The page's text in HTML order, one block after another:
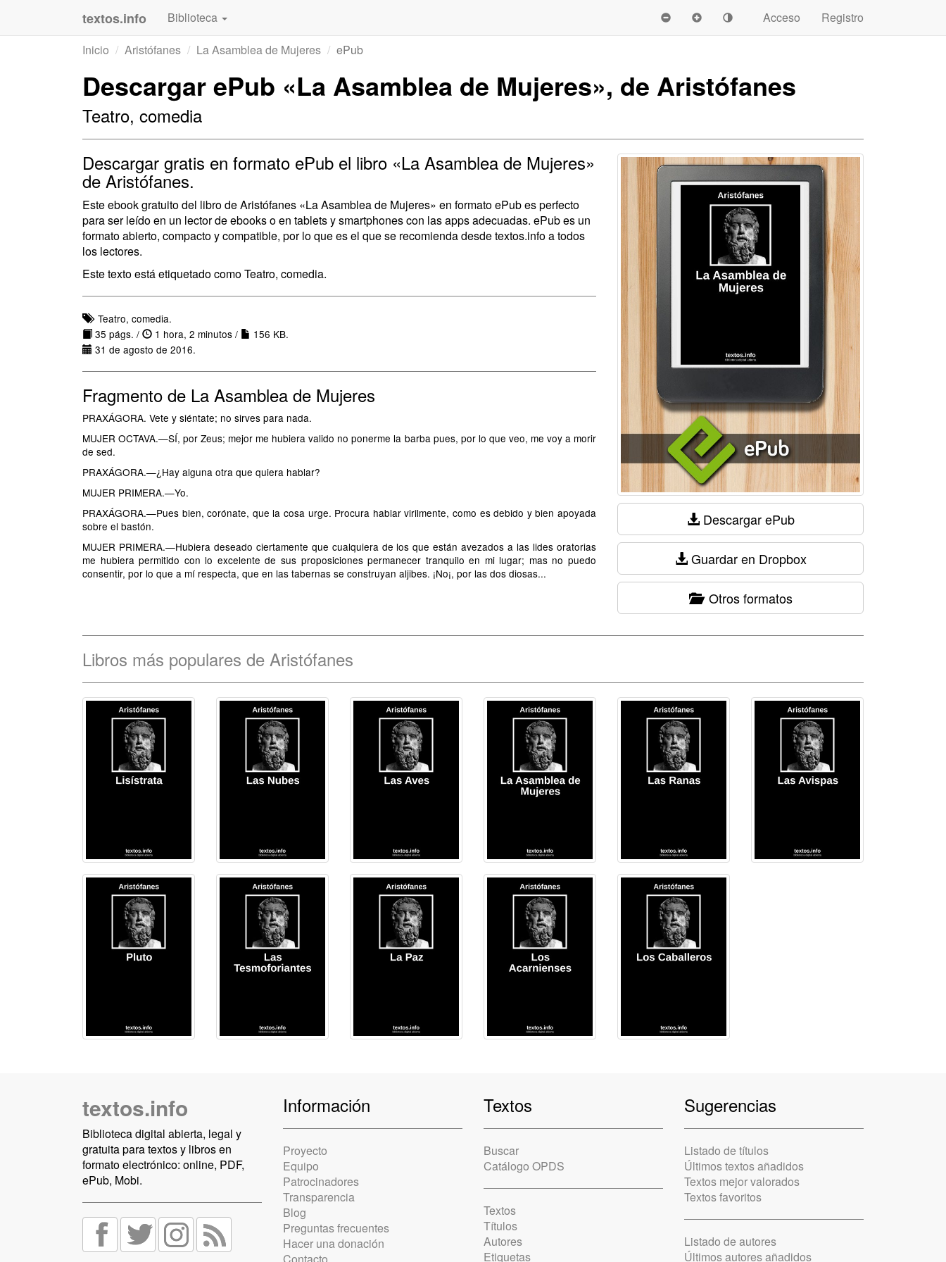
textos.info Biblioteca Acceso
Registro
Inicio
Aristófanes La Asamblea de Mujeres ePub
Descargar ePub «La Asamblea de Mujeres», de Aristófanes
Teatro, comedia
Descargar gratis en formato ePub el libro «La Asamblea de Mujeres»
de Aristófanes.
Este ebook gratuito del libro de Aristófanes «La Asamblea de Mujeres» en formato ePub es perfecto
para ser leído en un lector de ebooks o en tablets y smartphones con las apps adecuadas. ePub es un
formato abierto, compacto y compatible, por lo que es el que se recomienda desde textos.info a todos
los lectores.
Este texto está etiquetado como Teatro, comedia.
Teatro, comedia.
35 págs. /
1 hora, 2 minutos /
156 KB.
31 de agosto de 2016.
Fragmento de La Asamblea de Mujeres
PRAXÁGORA. Vete y siéntate; no sirves para nada.
MUJER OCTAVA.—SÍ, por Zeus; mejor me hubiera valido no ponerme la barba pues, por lo que veo, me voy a morir
de sed.
PRAXÁGORA.—¿Hay alguna otra que quiera hablar?
MUJER PRIMERA.—Yo.
PRAXÁGORA.—Pues bien, corónate, que la cosa urge. Procura hablar virilmente, como es debido y bien apoyada
sobre el bastón.
MUJER PRIMERA.—Hubiera deseado ciertamente que cualquiera de los que están avezados a las lides oratorias
me hubiera permitido con lo excelente de sus proposiciones permanecer tranquilo en mi lugar; mas no puedo
consentir, por lo que a mí respecta, que en las tabernas se construyan aljibes. ¡No¡, por las dos diosas...
Descargar ePub
Guardar en Dropbox
Otros formatos
Libros más populares de Aristófanes
textos.info
Biblioteca digital abierta, legal y
gratuita para textos y libros en
formato electrónico: online, PDF,
ePub, Mobi.
Información
Proyecto
Equipo
Patrocinadores
Transparencia
Blog
Preguntas frecuentes
Hacer una donación
Textos
Buscar
Catálogo OPDS
Textos
Títulos
Autores
Etiquetas
Sugerencias
Listado de títulos
Últimos textos añadidos
Textos mejor valorados
Textos favoritos
Listado de autores
Últimos autores añadidos